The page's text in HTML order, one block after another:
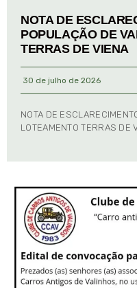
NOTA DE
POPULAÇÃO DE
TERRAS DE VIENA
30 de julho de 2026
NOTA DE
LOTEAMENTO TERRAS DE